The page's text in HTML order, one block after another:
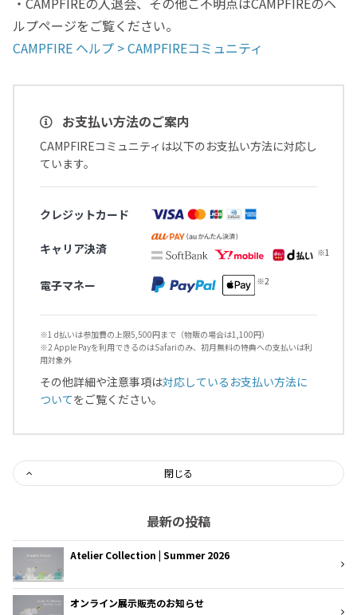
ルプページをご覧ください。
CAMPFIRE ヘルプ > CAMPFIREコミュニティ
お支払い方法のご案内
CAMPFIREコミュニティは以下のお支払い方法に対応し
ています。
クレジットカード
キャリア決済
電子マネー
※1 d払いは参加費の上限5,500円まで（物販の場合は1,100円）
※2 Apple Payを利用できるのはSafariのみ、初月無料の特典への支払いは利
用対象外
その他詳細や注意事項は対応しているお支払い方法に
ついてをご覧ください。
閉じる
最新の投稿
Atelier Collection | Summer 2026
オンライン展示販売のお知らせ